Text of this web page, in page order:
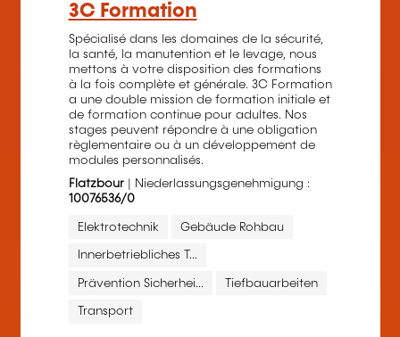
3C Formation
Spécialisé dans les domaines de la sécurité,
la santé, la manutention et le levage, nous
mettons à votre disposition des formations
à la fois complète et générale. 3C Formation
a une double mission de formation initiale et
de formation continue pour adultes. Nos
stages peuvent répondre à une obligation
règlementaire ou à un développement de
modules personnalisés.
Flatzbour| Niederlassungsgenehmigung :
10076536/0
Elektrotechnik Gebäude Rohbau
Innerbetriebliches T...
Prävention Sicherhei... Tiefbauarbeiten
Transport